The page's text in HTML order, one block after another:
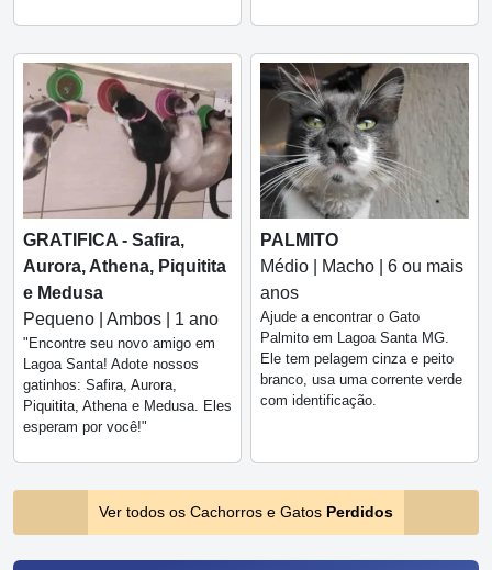
GRATIFICA - Safira,
Aurora, Athena, Piquitita
e Medusa
Pequeno | Ambos | 1 ano
"Encontre seu novo amigo em
Lagoa Santa! Adote nossos
gatinhos: Safira, Aurora,
Piquitita, Athena e Medusa. Eles
esperam por você!"
PALMITO
Médio | Macho | 6 ou mais
anos
Ajude a encontrar o Gato
Palmito em Lagoa Santa MG.
Ele tem pelagem cinza e peito
branco, usa uma corrente verde
com identificação.
Ver todos os Cachorros e Gatos Perdidos